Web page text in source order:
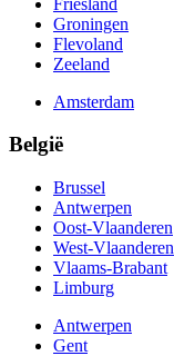
Groningen
Flevoland
Zeeland
Amsterdam
België
Brussel
Antwerpen
Oost-Vlaanderen
West-Vlaanderen
Vlaams-Brabant
Limburg
Antwerpen
Gent